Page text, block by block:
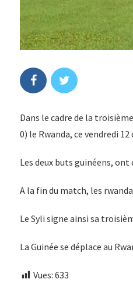
Dans le cadre de la
0) le Rwanda, ce vendredi
Les deux buts guinéens,
A la fin du match, les
Le Syli signe ainsi sa
La Guinée se déplace au
Vues: 633